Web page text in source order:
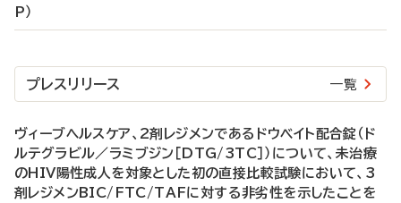
P）
プレスリリース 一覧
ヴィーブヘルスケア、2剤レジメンであるドウベイト配合錠（ド
ルテグラビル／ラミブジン［DTG/3TC］）について、未治療
のHIV陽性成人を対象とした初の直接比較試験において、3
剤レジメンBIC/FTC/TAFに対する非劣性を示したことを